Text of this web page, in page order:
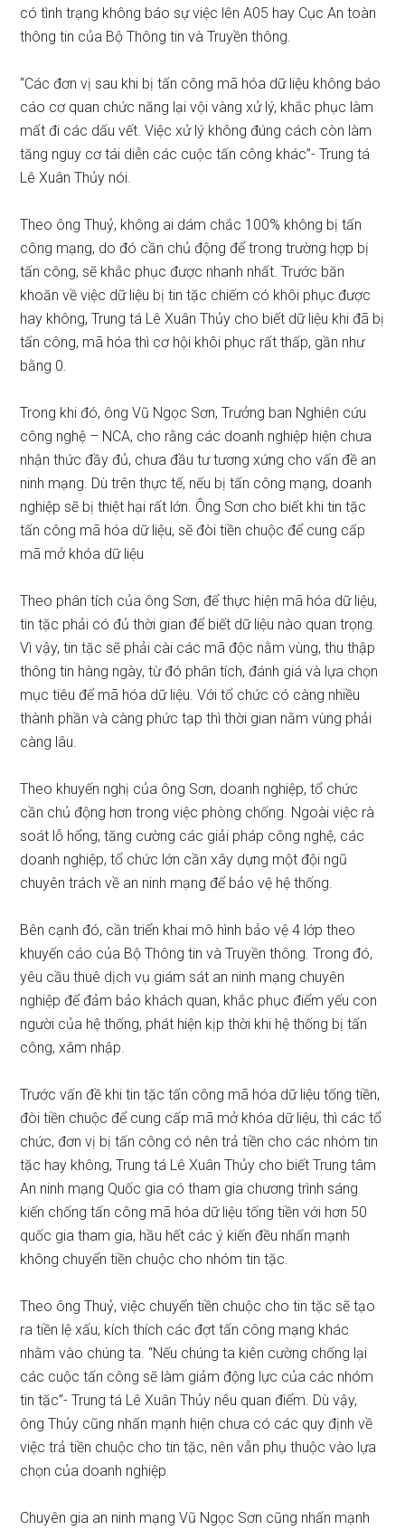
có tình trạng không báo sự việc lên A05 hay Cục An toàn
thông tin của Bộ Thông tin và Truyền thông.
“Các đơn vị sau khi bị tấn công mã hóa dữ liệu không báo
cáo cơ quan chức năng lại vội vàng xử lý, khắc phục làm
mất đi các dấu vết. Việc xử lý không đúng cách còn làm
tăng nguy cơ tái diễn các cuộc tấn công khác”- Trung tá
Lê Xuân Thủy nói.
Theo ông Thuỷ, không ai dám chắc 100% không bị tấn
công mạng, do đó cần chủ động để trong trường hợp bị
tấn công, sẽ khắc phục được nhanh nhất. Trước băn
khoăn về việc dữ liệu bị tin tặc chiếm có khôi phục được
hay không, Trung tá Lê Xuân Thủy cho biết dữ liệu khi đã bị
tấn công, mã hóa thì cơ hội khôi phục rất thấp, gần như
bằng 0.
Trong khi đó, ông Vũ Ngọc Sơn, Trưởng ban Nghiên cứu
công nghệ – NCA, cho rằng các doanh nghiệp hiện chưa
nhận thức đầy đủ, chưa đầu tư tương xứng cho vấn đề an
ninh mạng. Dù trên thực tế, nếu bị tấn công mạng, doanh
nghiệp sẽ bị thiệt hại rất lớn. Ông Sơn cho biết khi tin tặc
tấn công mã hóa dữ liệu, sẽ đòi tiền chuộc để cung cấp
mã mở khóa dữ liệu
Theo phân tích của ông Sơn, để thực hiện mã hóa dữ liệu,
tin tặc phải có đủ thời gian để biết dữ liệu nào quan trọng.
Vì vậy, tin tặc sẽ phải cài các mã độc nằm vùng, thu thập
thông tin hàng ngày, từ đó phân tích, đánh giá và lựa chọn
mục tiêu để mã hóa dữ liệu. Với tổ chức có càng nhiều
thành phần và càng phức tạp thì thời gian nằm vùng phải
càng lâu.
Theo khuyến nghị của ông Sơn, doanh nghiệp, tổ chức
cần chủ động hơn trong việc phòng chống. Ngoài việc rà
soát lỗ hổng, tăng cường các giải pháp công nghệ, các
doanh nghiệp, tổ chức lớn cần xây dựng một đội ngũ
chuyên trách về an ninh mạng để bảo vệ hệ thống.
Bên cạnh đó, cần triển khai mô hình bảo vệ 4 lớp theo
khuyến cáo của Bộ Thông tin và Truyền thông. Trong đó,
yêu cầu thuê dịch vụ giám sát an ninh mạng chuyên
nghiệp để đảm bảo khách quan, khắc phục điểm yếu con
người của hệ thống, phát hiện kịp thời khi hệ thống bị tấn
công, xâm nhập.
Trước vấn đề khi tin tặc tấn công mã hóa dữ liệu tống tiền,
đòi tiền chuộc để cung cấp mã mở khóa dữ liệu, thì các tổ
chức, đơn vị bị tấn công có nên trả tiền cho các nhóm tin
tặc hay không, Trung tá Lê Xuân Thủy cho biết Trung tâm
An ninh mạng Quốc gia có tham gia chương trình sáng
kiến chống tấn công mã hóa dữ liệu tống tiền với hơn 50
quốc gia tham gia, hầu hết các ý kiến đều nhấn mạnh
không chuyển tiền chuộc cho nhóm tin tặc.
Theo ông Thuỷ, việc chuyển tiền chuộc cho tin tặc sẽ tạo
ra tiền lệ xấu, kích thích các đợt tấn công mạng khác
nhằm vào chúng ta. “Nếu chúng ta kiên cường chống lại
các cuộc tấn công sẽ làm giảm động lực của các nhóm
tin tặc”- Trung tá Lê Xuân Thủy nêu quan điểm. Dù vậy,
ông Thủy cũng nhấn mạnh hiện chưa có các quy định về
việc trả tiền chuộc cho tin tặc, nên vẫn phụ thuộc vào lựa
chọn của doanh nghiệp
Chuyên gia an ninh mạng Vũ Ngọc Sơn cũng nhấn mạnh